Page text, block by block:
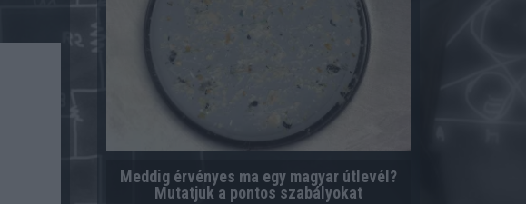
Meddig érvényes ma egy magyar útlevél?
Mutatjuk a pontos szabályokat